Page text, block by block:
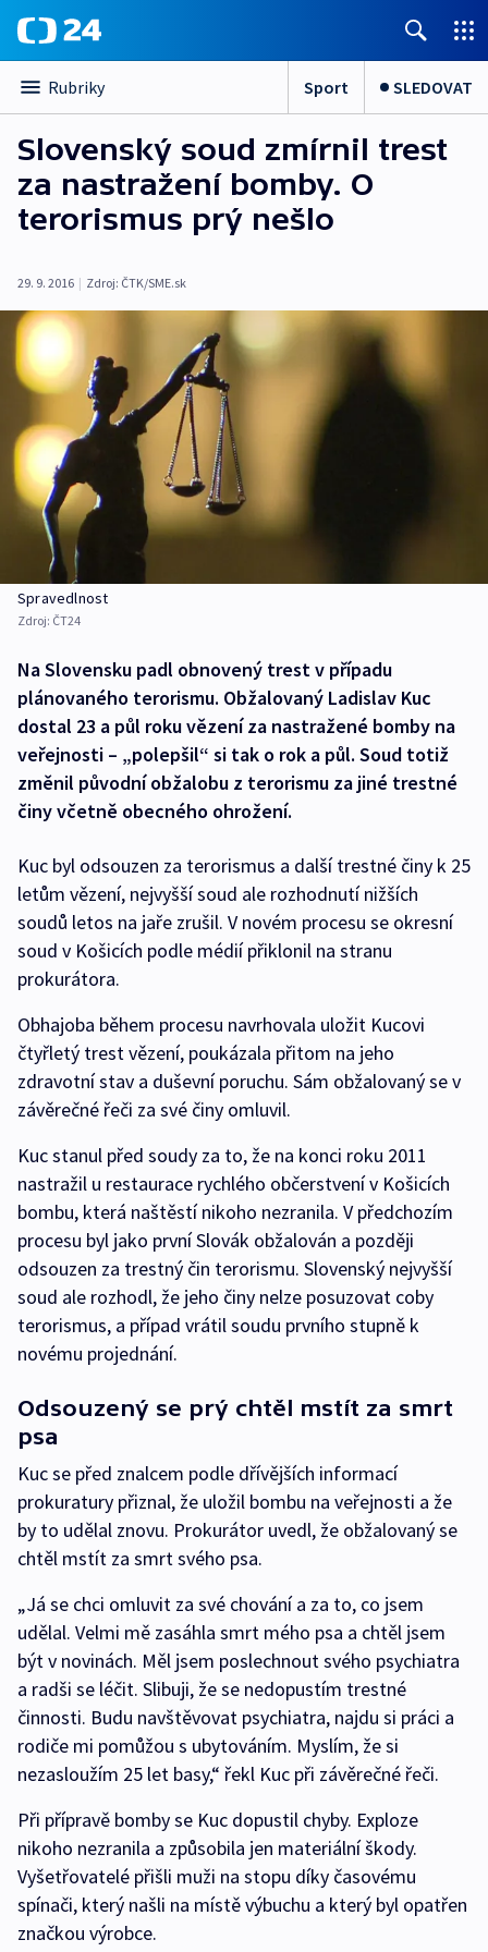
Rubriky Sport SLEDOVAT
Slovenský soud zmírnil trest
za nastražení bomby. O
terorismus prý nešlo
29. 9. 2016 | Zdroj: ČTK/SME.sk
Spravedlnost
Zdroj: ČT24
Na Slovensku padl obnovený trest v případu
plánovaného terorismu. Obžalovaný Ladislav Kuc
dostal 23 a půl roku vězení za nastražené bomby na
veřejnosti – „polepšil“ si tak o rok a půl. Soud totiž
změnil původní obžalobu z terorismu za jiné trestné
činy včetně obecného ohrožení.
Kuc byl odsouzen za terorismus a další trestné činy k 25
letům vězení, nejvyšší soud ale rozhodnutí nižších
soudů letos na jaře zrušil. V novém procesu se okresní
soud v Košicích podle médií přiklonil na stranu
prokurátora.
Obhajoba během procesu navrhovala uložit Kucovi
čtyřletý trest vězení, poukázala přitom na jeho
zdravotní stav a duševní poruchu. Sám obžalovaný se v
závěrečné řeči za své činy omluvil.
Kuc stanul před soudy za to, že na konci roku 2011
nastražil u restaurace rychlého občerstvení v Košicích
bombu, která naštěstí nikoho nezranila. V předchozím
procesu byl jako první Slovák obžalován a později
odsouzen za trestný čin terorismu. Slovenský nejvyšší
soud ale rozhodl, že jeho činy nelze posuzovat coby
terorismus, a případ vrátil soudu prvního stupně k
novému projednání.
Odsouzený se prý chtěl mstít za smrt
psa
Kuc se před znalcem podle dřívějších informací
prokuratury přiznal, že uložil bombu na veřejnosti a že
by to udělal znovu. Prokurátor uvedl, že obžalovaný se
chtěl mstít za smrt svého psa.
„Já se chci omluvit za své chování a za to, co jsem
udělal. Velmi mě zasáhla smrt mého psa a chtěl jsem
být v novinách. Měl jsem poslechnout svého psychiatra
a radši se léčit. Slibuji, že se nedopustím trestné
činnosti. Budu navštěvovat psychiatra, najdu si práci a
rodiče mi pomůžou s ubytováním. Myslím, že si
nezasloužím 25 let basy,“ řekl Kuc při závěrečné řeči.
Při přípravě bomby se Kuc dopustil chyby. Exploze
nikoho nezranila a způsobila jen materiální škody.
Vyšetřovatelé přišli muži na stopu díky časovému
spínači, který našli na místě výbuchu a který byl opatřen
značkou výrobce.